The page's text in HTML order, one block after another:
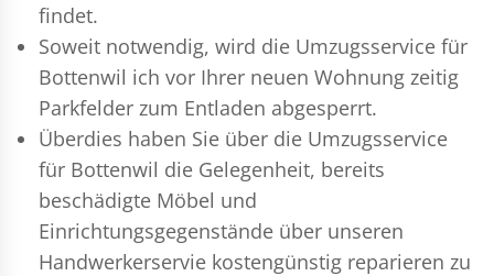
findet.
Soweit notwendig, wird die Umzugsservice für
Bottenwil ich vor Ihrer neuen Wohnung zeitig
Parkfelder zum Entladen abgesperrt.
Überdies haben Sie über die Umzugsservice
für Bottenwil die Gelegenheit, bereits
beschädigte Möbel und
Einrichtungsgegenstände über unseren
Handwerkerservie kostengünstig reparieren zu